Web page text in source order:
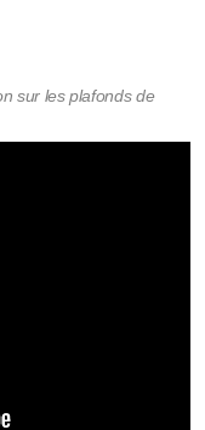
sur les plafonds de